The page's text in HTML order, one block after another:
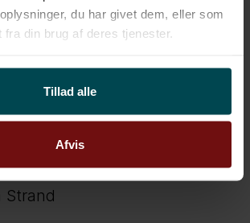
du har givet dem, eller som
fra din brug af deres tjenester.
Tillad alle
Afvis
Strand